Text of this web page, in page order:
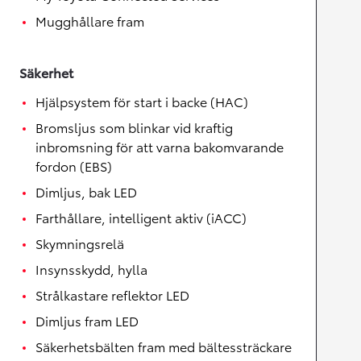
Mugghållare fram
Säkerhet
Hjälpsystem för start i backe (HAC)
Bromsljus som blinkar vid kraftig
inbromsning för att varna bakomvarande
fordon (EBS)
Dimljus, bak LED
Farthållare, intelligent aktiv (iACC)
Skymningsrelä
Insynsskydd, hylla
Strålkastare reflektor LED
Dimljus fram LED
Säkerhetsbälten fram med bältessträckare